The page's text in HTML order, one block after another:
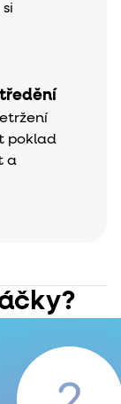
poklad
a